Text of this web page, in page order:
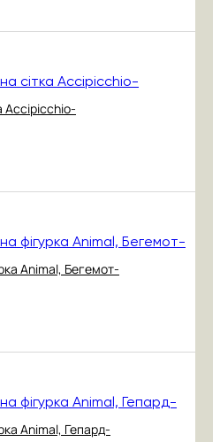
Accipicchio-
Animal, Бегемот-
Animal, Гепард-